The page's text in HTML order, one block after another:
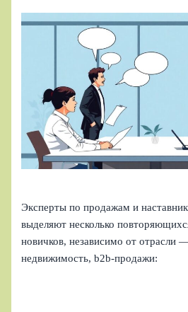
Эксперты по продажам и
выделяют несколько
новичков, независимо от отрасли
недвижимость, b2b‑продажи: